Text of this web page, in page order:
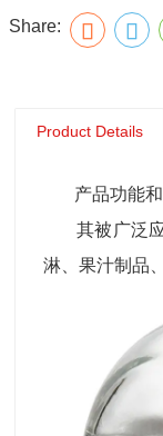
Share:
Product Details
产品功能和
其被广泛应
淋、果汁制品